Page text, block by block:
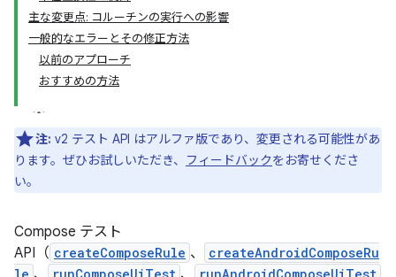
主な変更点: コルーチンの実行への影響
一般的なエラーとその修正方法
以前のアプローチ
おすすめの方法
注: v2 テスト API はアルファ版であり、変更される可能性があ
ります。ぜひお試しいただき、
フィードバックをお寄せくださ
い。
Compose テスト
API（ createComposeRule 、
createAndroidComposeRu